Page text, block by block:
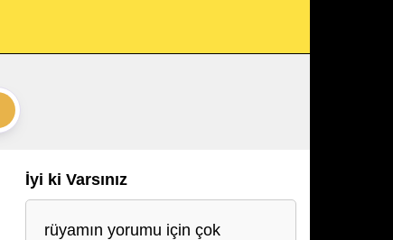
İyi ki Varsınız
rüyamın yorumu için çok